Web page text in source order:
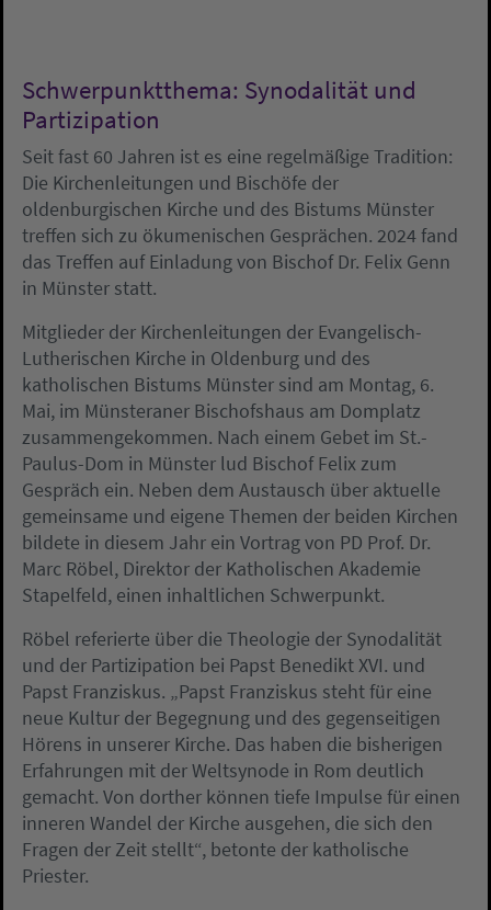
Schwerpunktthema: Synodalität und
Partizipation
Seit fast 60 Jahren ist es eine regelmäßige Tradition:
Die Kirchenleitungen und Bischöfe der
oldenburgischen Kirche und des Bistums Münster
treffen sich zu ökumenischen Gesprächen. 2024 fand
das Treffen auf Einladung von Bischof Dr. Felix Genn
in Münster statt.
Mitglieder der Kirchenleitungen der Evangelisch-
Lutherischen Kirche in Oldenburg und des
katholischen Bistums Münster sind am Montag, 6.
Mai, im Münsteraner Bischofshaus am Domplatz
zusammengekommen. Nach einem Gebet im St.-
Paulus-Dom in Münster lud Bischof Felix zum
Gespräch ein. Neben dem Austausch über aktuelle
gemeinsame und eigene Themen der beiden Kirchen
bildete in diesem Jahr ein Vortrag von PD Prof. Dr.
Marc Röbel, Direktor der Katholischen Akademie
Stapelfeld, einen inhaltlichen Schwerpunkt.
Röbel referierte über die Theologie der Synodalität
und der Partizipation bei Papst Benedikt XVI. und
Papst Franziskus. „Papst Franziskus steht für eine
neue Kultur der Begegnung und des gegenseitigen
Hörens in unserer Kirche. Das haben die bisherigen
Erfahrungen mit der Weltsynode in Rom deutlich
gemacht. Von dorther können tiefe Impulse für einen
inneren Wandel der Kirche ausgehen, die sich den
Fragen der Zeit stellt“, betonte der katholische
Priester.